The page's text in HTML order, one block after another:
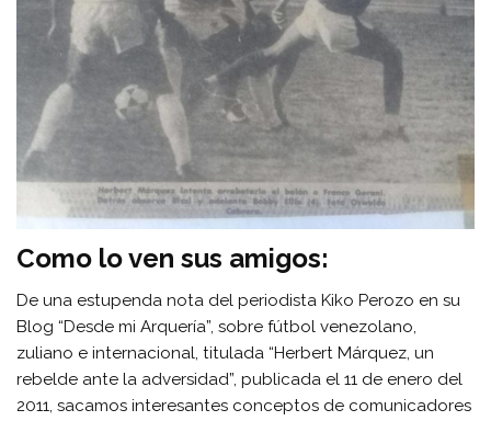
Como lo ven sus amigos:
De una estupenda nota del periodista Kiko Perozo en su
Blog “Desde mi Arquería”, sobre fútbol venezolano,
zuliano e internacional, titulada “Herbert Márquez, un
rebelde ante la adversidad”, publicada el 11 de enero del
2011, sacamos interesantes conceptos de comunicadores